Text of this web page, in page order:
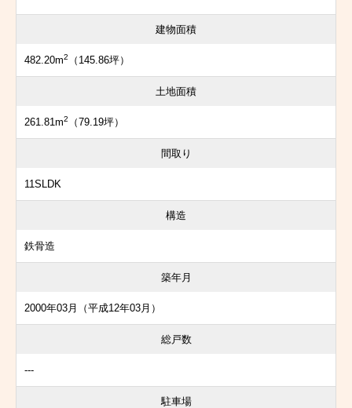
建物面積
482.20m2 （145.86坪）
土地面積
261.81m2 （79.19坪）
間取り
11SLDK
構造
鉄骨造
築年月
2000年03月（平成12年03月）
総戸数
---
駐車場